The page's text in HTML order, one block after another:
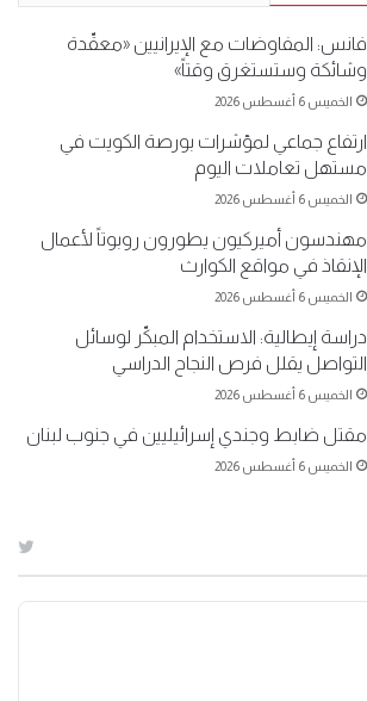
فانس: المفاوضات مع الإيرانيين «معقّدة
وشائكة وستستغرق وقتاً»
الخميس 6 أغسطس 2026
ارتفاع جماعي لمؤشرات بورصة الكويت في
مستهل تعاملات اليوم
الخميس 6 أغسطس 2026
مهندسون أميركيون يطورون روبوتاً لأعمال
الإنقاذ في مواقع الكوارث
الخميس 6 أغسطس 2026
دراسة إيطالية: الاستخدام المبكّر لوسائل
التواصل يقلل فرص النجاح الدراسي
الخميس 6 أغسطس 2026
مقتل ضابط وجندي إسرائيليين في جنوب لبنان
الخميس 6 أغسطس 2026